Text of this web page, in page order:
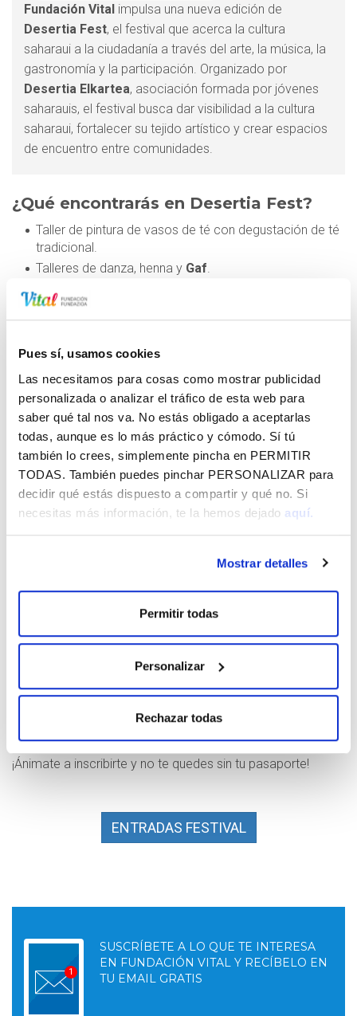
Pues sí, usamos cookies
Las necesitamos para cosas como mostrar publicidad
personalizada o analizar el tráfico de esta web para
saber qué tal nos va. No estás obligado a aceptarlas
todas, aunque es lo más práctico y cómodo. Sí tú
también lo crees, simplemente pincha en PERMITIR
TODAS. También puedes pinchar PERSONALIZAR para
decidir qué estás dispuesto a compartir y qué no. Si
necesitas más información, te la hemos dejado aquí.
Mostrar detalles
Permitir todas
Personalizar
Rechazar todas
Fundación Vital impulsa una nueva edición de
Desertia Fest, el festival que acerca la cultura
saharaui a la ciudadanía a través del arte, la música, la
gastronomía y la participación. Organizado por
Desertia Elkartea, asociación formada por jóvenes
saharauis, el festival busca dar visibilidad a la cultura
saharaui, fortalecer su tejido artístico y crear espacios
de encuentro entre comunidades.
¿Qué encontrarás en Desertia Fest?
Taller de pintura de vasos de té con degustación de té
tradicional.
Talleres de danza, henna y Gaf.
Mural colectivo.
Espacios de conversación con asociaciones,
Mercado de productos y proyectos de
Música en directo conSuilma Aali,Yslem Hijo del
Desierto,Haiyu,DJ Eromena ,Cheikh Reflexy
Mo Reflex.
Proyección de una serie saharaui.
Cuentacuentos y juegos tradicionales para los más
pequeños.
La gran novedad
experiencia interactiva que permitirá recorrer el festival,
recuerdo de este viaje por la cultura saharaui.
Con artistas invitados y colaboraciones culturales, Desertia
compartir y celebrar una cultura viva.
Las entradas podrán adquirirse a 5€ en el siguiente enlace.
¡Ánimate a inscribirte y no te quedes sin tu pasaporte!
ENTRADAS FESTIVAL
SUSCRÍBETE A LO QUE TE INTERESA
EN FUNDACIÓN VITAL Y RECÍBELO EN
TU EMAIL GRATIS